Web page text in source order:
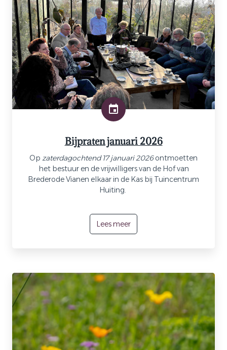
Bijpraten januari 2026
Op zaterdagochtend 17 januari 2026ontmoetten
het bestuur en de vrijwilligers van de Hof van
Brederode Vianen elkaar in de Kas bij Tuincentrum
Huiting.
Lees meer